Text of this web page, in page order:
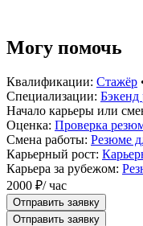
Могу помочь
Квалификации: Стажёр
Специализации: Бэкенд
Начало карьеры или
Оценка: Проверка
Смена работы: Резюме
Карьерный рост:
Карьера за рубежом:
2000 ₽/ час
Отправить заявку
Отправить заявку